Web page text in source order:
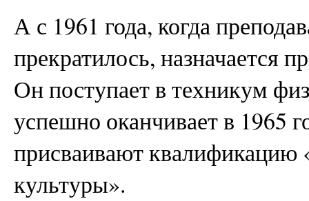
А с 1961 года, когда
прекратилось, назначается
Он поступает в техникум
успешно оканчивает в 1965
присваивают квалификацию
культуры».